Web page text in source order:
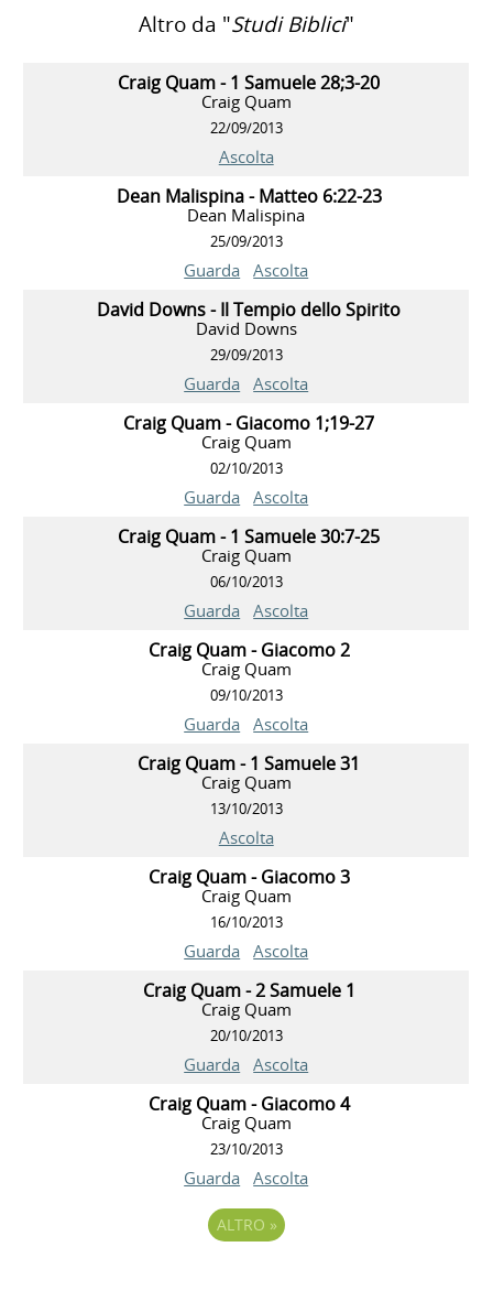
Altro da "Studi Biblici"
Craig Quam - 1 Samuele 28;3-20
Craig Quam
22/09/2013
Ascolta
Dean Malispina - Matteo 6:22-23
Dean Malispina
25/09/2013
Guarda Ascolta
David Downs - Il Tempio dello Spirito
David Downs
29/09/2013
Guarda Ascolta
Craig Quam - Giacomo 1;19-27
Craig Quam
02/10/2013
Guarda Ascolta
Craig Quam - 1 Samuele 30:7-25
Craig Quam
06/10/2013
Guarda Ascolta
Craig Quam - Giacomo 2
Craig Quam
09/10/2013
Guarda Ascolta
Craig Quam - 1 Samuele 31
Craig Quam
13/10/2013
Ascolta
Craig Quam - Giacomo 3
Craig Quam
16/10/2013
Guarda Ascolta
Craig Quam - 2 Samuele 1
Craig Quam
20/10/2013
Guarda Ascolta
Craig Quam - Giacomo 4
Craig Quam
23/10/2013
Guarda Ascolta
ALTRO »